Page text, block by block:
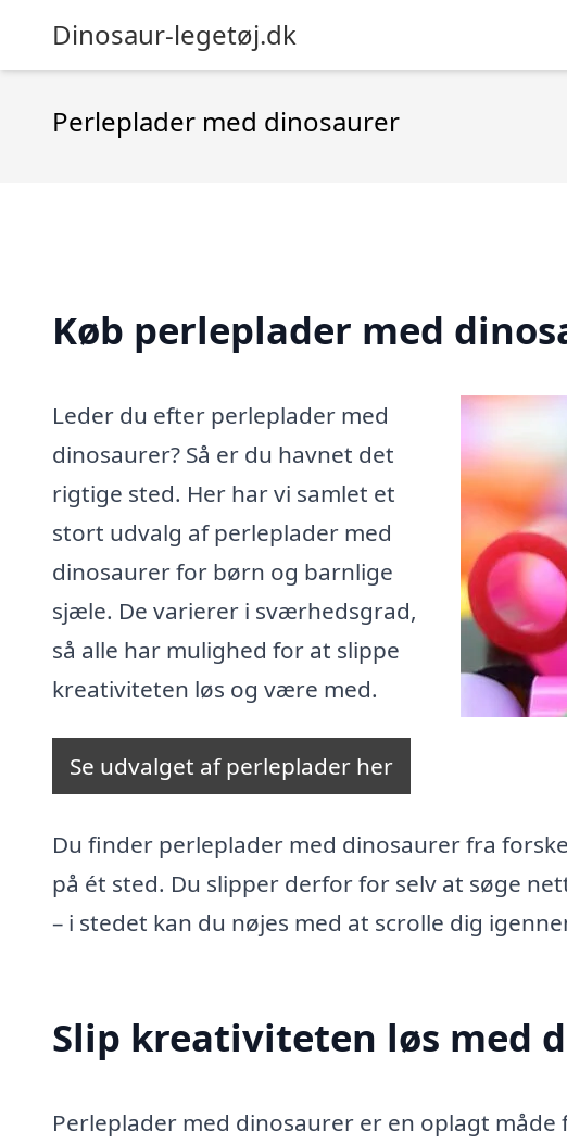
Dinosaur-legetøj.dk
Perleplader med dinosaurer
Køb perleplader med
Leder du efter perleplader med
dinosaurer? Så er du havnet det
rigtige sted. Her har vi samlet et
stort udvalg af perleplader med
dinosaurer for børn og barnlige
sjæle. De varierer i sværhedsgrad,
så alle har mulighed for at slippe
kreativiteten løs og være med.
Se udvalget af perleplader her
Du finder perleplader med dinosaurer fra
på ét sted. Du slipper derfor for selv at søge
– i stedet kan du nøjes med at scrolle dig
Slip kreativiteten løs med
Perleplader med dinosaurer er en oplagt